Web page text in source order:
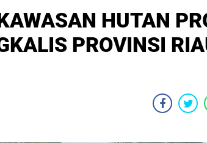
HUTAN
PROVINSI